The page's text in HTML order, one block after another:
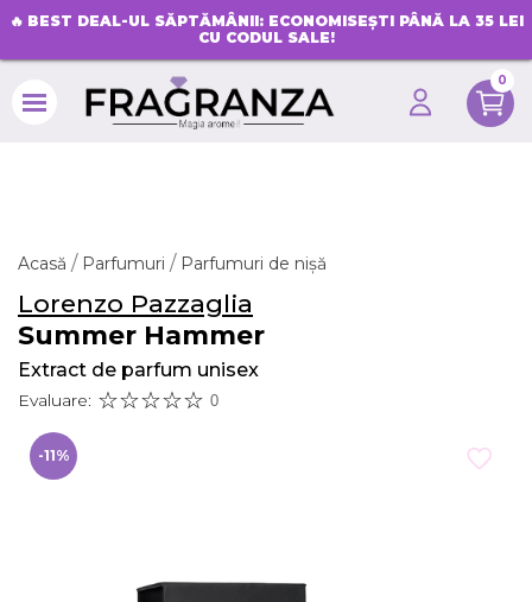
🔥 BEST DEAL-UL SĂPTĂMÂNII: ECONOMISEȘTI PÂNĂ LA 35 LEI
CU CODUL SALE!
0
Acasă Parfumuri Parfumuri de nișă
Lorenzo Pazzaglia
Summer Hammer
Extract de parfum unisex
Evaluare: 0
-11%